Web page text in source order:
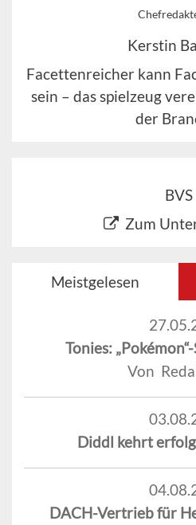
Kerstin
Facettenreicher kann
sein – das spielzeug
der
BVS
Zum
Meistgelesen
Tonies:
Von
Diddl kehrt
DACH-Vertrieb für